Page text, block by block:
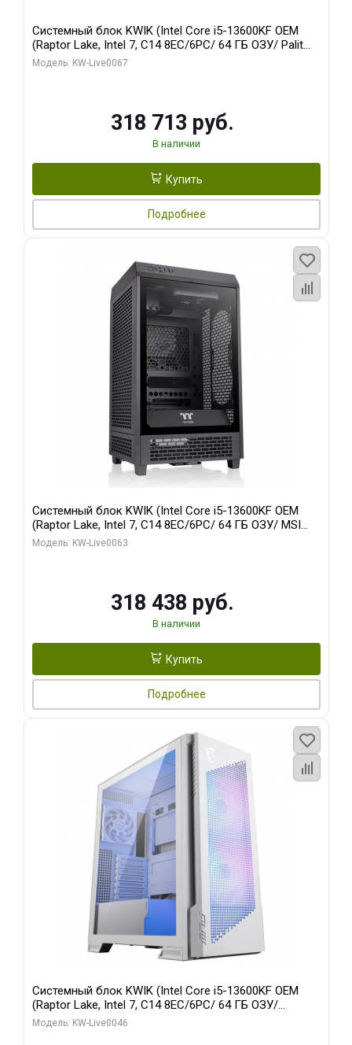
Системный блок KWIK (Intel Core i5-13600KF OEM
(Raptor Lake, Intel 7, C14 8EC/6PC/ 64 ГБ ОЗУ/ Palit
RTX5080 GAMINGPRO OC 16GB GDDR7 256bit 3xDP
Модель: KW-Live0067
318 713 руб.
В наличии
Купить
Подробнее
Системный блок KWIK (Intel Core i5-13600KF OEM
(Raptor Lake, Intel 7, C14 8EC/6PC/ 64 ГБ ОЗУ/ MSI
RTX5080 VENTUS 3X OC 16GB GDDR7 256bit 3xDP
Модель: KW-Live0063
318 438 руб.
В наличии
Купить
Подробнее
Системный блок KWIK (Intel Core i5-13600KF OEM
(Raptor Lake, Intel 7, C14 8EC/6PC/ 64 ГБ ОЗУ/
Gigabyte RTX5060Ti GAMING OC 8GB GDDR7 128bit
Модель: KW-Live0046